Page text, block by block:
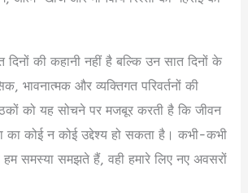
की कहानी नहीं है बल्कि उन सात दिनों के
भावनात्मक और व्यक्तिगत परिवर्तनों की
को यह सोचने पर मजबूर करती है कि जीवन
का कोई न कोई उद्देश्य हो सकता है। कभी-कभी
हम समस्या समझते हैं, वही हमारे लिए नए अवसरों